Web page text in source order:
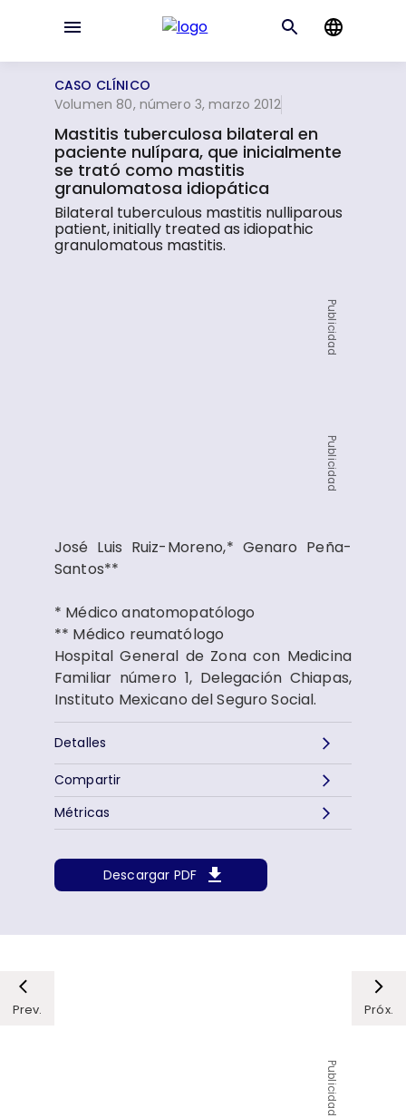
CASO CLÍNICO
Volumen 80, número 3, marzo 2012
Mastitis tuberculosa bilateral en
paciente nulípara, que inicialmente
se trató como mastitis
granulomatosa idiopática
Bilateral tuberculous mastitis nulliparous
patient, initially treated as idiopathic
granulomatous mastitis.
Publicidad
Publicidad
José Luis Ruiz-Moreno,* Genaro Peña-
Santos**
* Médico anatomopatólogo
** Médico reumatólogo
Hospital General de Zona con Medicina
Familiar número 1, Delegación Chiapas,
Instituto Mexicano del Seguro Social.
Detalles
Descargar PDF
Métricas
Compartir
Prev. Próx.
Publicidad